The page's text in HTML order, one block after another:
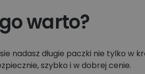
warto?
nadasz długie paczki nie tylko w
szybko i w dobrej cenie.